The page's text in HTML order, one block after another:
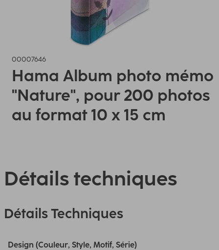
00007646
Hama Album photo mémo
"Nature", pour 200 photos
au format 10 x 15 cm
Détails techniques
Détails Techniques
Design (Couleur, Style, Motif, Série)